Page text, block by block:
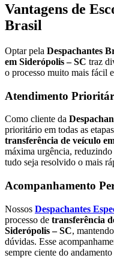
Vantagens de
Brasil
Optar pela Despachantes
em Siderópolis – SC traz
o processo muito mais fácil
Atendimento
Como cliente da
prioritário em todas as
transferência de veículo
máxima urgência,
tudo seja resolvido o mais
Acompanhamento
Nossos Despachantes
processo de transferência
Siderópolis – SC,
dúvidas. Esse
sempre ciente do